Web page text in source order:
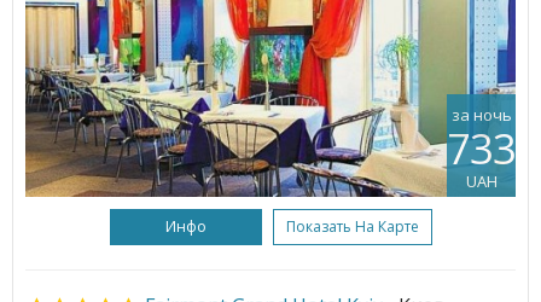
за ночь
733
UAH
Инфо Показать На Карте